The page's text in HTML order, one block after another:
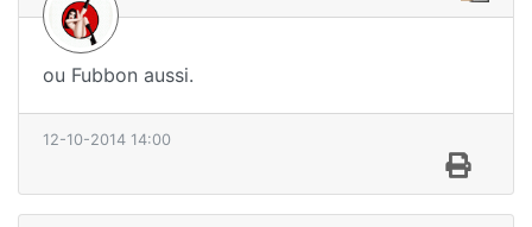
ou Fubbon aussi.
12-10-2014 14:00